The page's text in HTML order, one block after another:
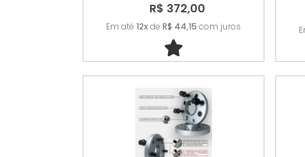
R$ 372,00
Em até 12xde R$ 44,15 com juros